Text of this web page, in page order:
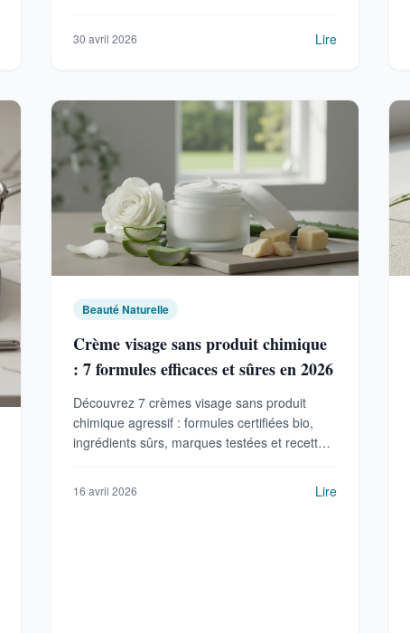
30 avril 2026 Lire
Beauté Naturelle
Crème visage sans produit chimique
: 7 formules efficaces et sûres en 2026
Découvrez 7 crèmes visage sans produit
chimique agressif : formules certifiées bio,
ingrédients sûrs, marques testées et recettes
16 avril 2026 Lire